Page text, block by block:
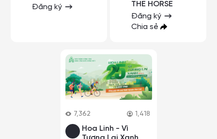
Đăng ký
THE HORSE
Đăng ký
Chia sẻ
7,362 1,418
Hoa Linh - Vì